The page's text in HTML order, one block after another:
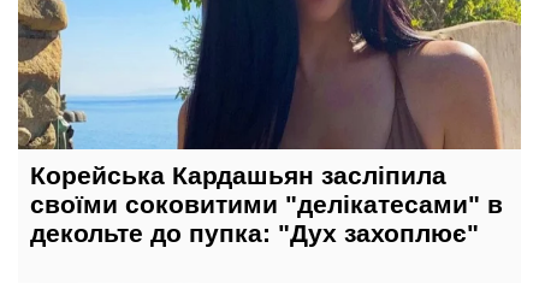
Корейська Кардашьян засліпила
своїми соковитими "делікатесами" в
декольте до пупка: "Дух захоплює"